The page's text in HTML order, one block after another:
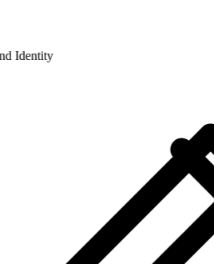
Identity